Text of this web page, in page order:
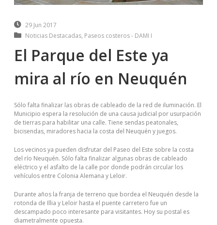
29 Jun 2017
Noticias Destacadas, Paseos costeros - DAMI I
El Parque del Este ya
mira al río en Neuquén
Sólo falta finalizar las obras de cableado de la red de iluminación. El
Municipio espera la resolución de una causa judicial por usurpación
de tierras para habilitar una calle. Tiene sendas peatonales,
bicisendas, miradores hacia la costa del Neuquén y juegos.
Los vecinos ya pueden disfrutar del Paseo del Este sobre la costa
del río Neuquén. Sólo falta finalizar algunas obras de cableado
eléctrico y el asfalto de la calle por donde podrán circular los
vehículos entre Colonia Alemana y Leloir.
Durante años la franja de terreno que bordea el Neuquén desde la
rotonda de Illia y Leloir hasta el puente carretero fue un
descampado poco interesante para visitantes. Hoy su postal es
diametralmente opuesta.